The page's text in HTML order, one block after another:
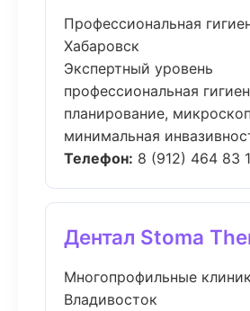
Профессиональная
Хабаровск
Экспертный уровень
профессиональная
планирование,
минимальная
Телефон: 8 (912) 464 83
Дентал Stoma
Многопрофильные
Владивосток